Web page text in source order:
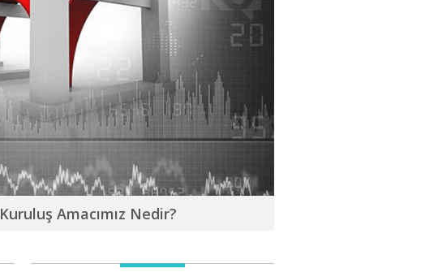
Kuruluş Amacımız Nedir?